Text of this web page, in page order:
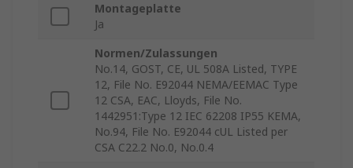
Montageplatte
Ja
Normen/Zulassungen
No.14, GOST, CE, UL 508A Listed, TYPE
12, File No. E92044 NEMA/EEMAC Type
12 CSA, EAC, Lloyds, File No.
1442951:Type 12 IEC 62208 IP55 KEMA,
No.94, File No. E92044 cUL Listed per
CSA C22.2 No.0, No.0.4